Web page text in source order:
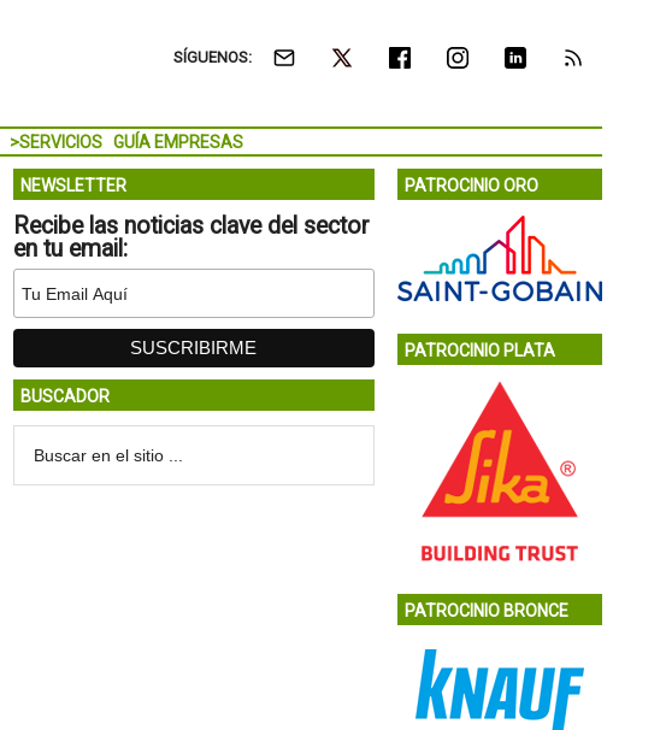
SÍGUENOS:
>SERVICIOS GUÍA EMPRESAS
NEWSLETTER
Recibe las noticias clave del sector
en tu email:
BUSCADOR
PATROCINIO ORO
PATROCINIO PLATA
PATROCINIO BRONCE